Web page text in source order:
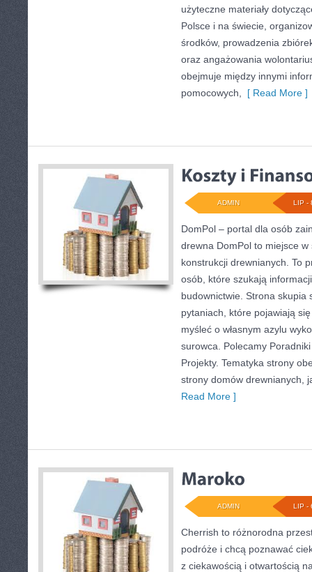
użyteczne materiały
Polsce i na świecie,
środków, prowadzenia
oraz angażowania
obejmuje między innymi
pomocowych,
[ Read More ]
LIP -
ADMIN
DomPol – portal dla osób
drewna DomPol to miejsce
konstrukcji drewnianych. To
osób, które szukają
budownictwie. Strona skupia
pytaniach, które pojawiają
myśleć o własnym azylu
surowca. Polecamy
Projekty. Tematyka strony
strony domów drewnianych,
Read More ]
LIP -
ADMIN
Cherrish to różnorodna
podróże i chcą poznawać
z ciekawością i otwartością